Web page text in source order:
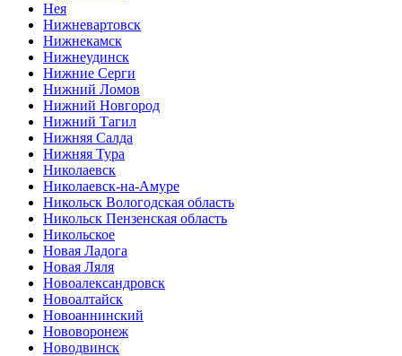
Нея
Нижневартовск
Нижнекамск
Нижнеудинск
Нижние Серги
Нижний Ломов
Нижний Новгород
Нижний Тагил
Нижняя Салда
Нижняя Тура
Николаевск
Николаевск-на-Амуре
Никольск Вологодская область
Никольск Пензенская область
Никольское
Новая Ладога
Новая Ляля
Новоалександровск
Новоалтайск
Новоаннинский
Нововоронеж
Новодвинск